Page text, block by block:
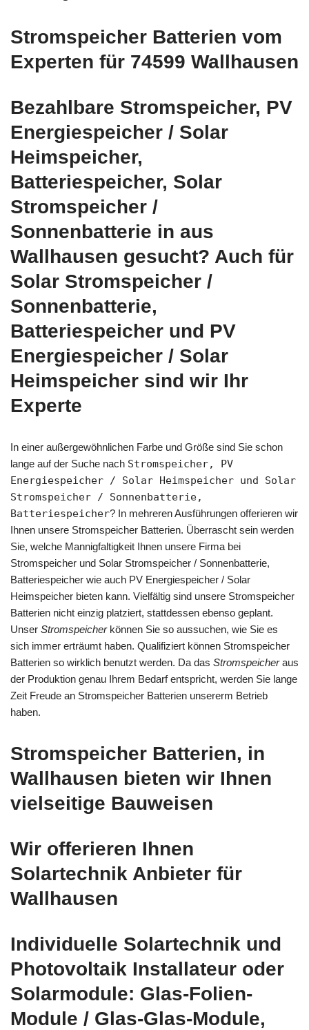
Stromspeicher Batterien vom
Experten für 74599 Wallhausen
Bezahlbare Stromspeicher, PV
Energiespeicher / Solar
Heimspeicher,
Batteriespeicher, Solar
Stromspeicher /
Sonnenbatterie in aus
Wallhausen gesucht? Auch für
Solar Stromspeicher /
Sonnenbatterie,
Batteriespeicher und PV
Energiespeicher / Solar
Heimspeicher sind wir Ihr
Experte
In einer außergewöhnlichen Farbe und Größe sind Sie schon
lange auf der Suche nach Stromspeicher, PV
Energiespeicher / Solar Heimspeicher und Solar
Stromspeicher / Sonnenbatterie,
Batteriespeicher? In mehreren Ausführungen offerieren wir
Ihnen unsere Stromspeicher Batterien. Überrascht sein werden
Sie, welche Mannigfaltigkeit Ihnen unsere Firma bei
Stromspeicher und Solar Stromspeicher / Sonnenbatterie,
Batteriespeicher wie auch PV Energiespeicher / Solar
Heimspeicher bieten kann. Vielfältig sind unsere Stromspeicher
Batterien nicht einzig platziert, stattdessen ebenso geplant.
Unser Stromspeicherkönnen Sie so aussuchen, wie Sie es
sich immer erträumt haben. Qualifiziert können Stromspeicher
Batterien so wirklich benutzt werden. Da das Stromspeicheraus
der Produktion genau Ihrem Bedarf entspricht, werden Sie lange
Zeit Freude an Stromspeicher Batterien unsererm Betrieb
haben.
Stromspeicher Batterien, in
Wallhausen bieten wir Ihnen
vielseitige Bauweisen
Wir offerieren Ihnen
Solartechnik Anbieter für
Wallhausen
Individuelle Solartechnik und
Photovoltaik Installateur oder
Solarmodule: Glas-Folien-
Module / Glas-Glas-Module,